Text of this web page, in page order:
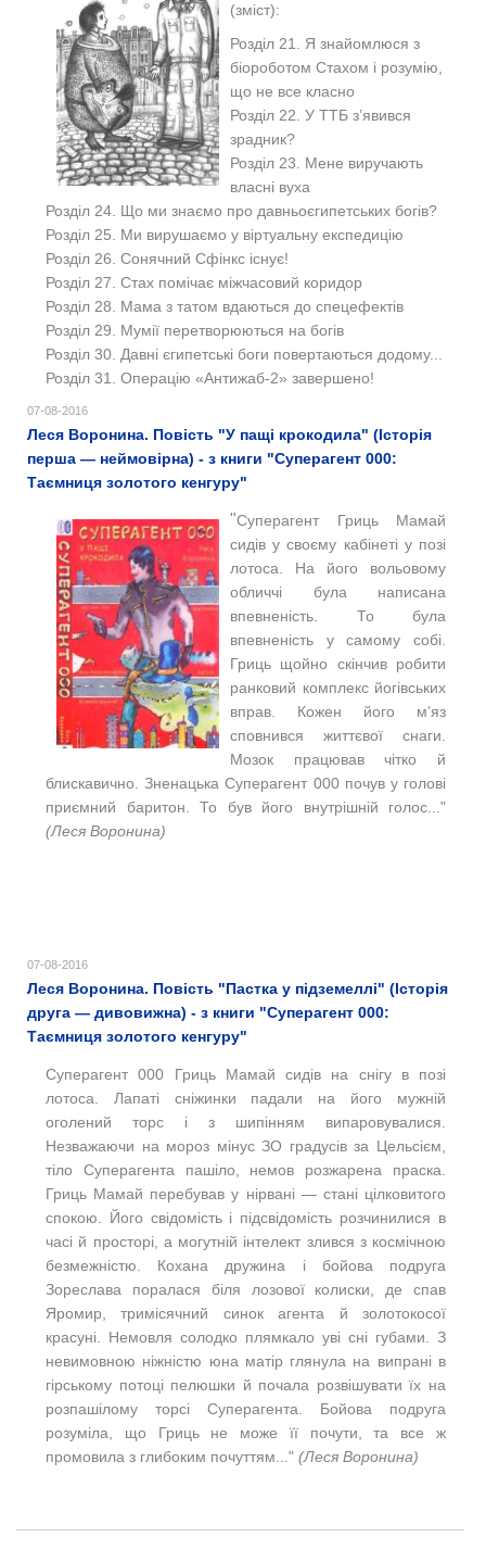
(зміст):
Розділ 21. Я знайомлюся з
біороботом Стахом і розумію,
що не все класно
Розділ 22. У ТТБ з’явився
зрадник?
Розділ 23. Мене виручають
власні вуха
Розділ 24. Що ми знаємо про давньоєгипетських богів?
Розділ 25. Ми вирушаємо у віртуальну експедицію
Розділ 26. Сонячний Сфінкс існує!
Розділ 27. Стах помічає міжчасовий коридор
Розділ 28. Мама з татом вдаються до спецефектів
Розділ 29. Мумії перетворюються на богів
Розділ 30. Давні єгипетські боги повертаються додому...
Розділ 31. Операцію «Антижаб-2» завершено!
07-08-2016
Леся Воронина. Повість "У пащі крокодила" (Історія
перша — неймовірна) - з книги "Суперагент 000:
Таємниця золотого кенгуру"
"Суперагент Гриць Мамай
сидів у своєму кабінеті у позі
лотоса. На його вольовому
обличчі була написана
впевненість. То була
впевненість у самому собі.
Гриць щойно скінчив робити
ранковий комплекс йогівських
вправ. Кожен його м’яз
сповнився життєвої снаги.
Мозок працював чітко й
блискавично. Зненацька Суперагент 000 почув у голові
приємний баритон. То був його внутрішній голос..."
(Леся Воронина)
07-08-2016
Леся Воронина. Повість "Пастка у підземеллі" (Історія
друга — дивовижна) - з книги "Суперагент 000:
Таємниця золотого кенгуру"
Суперагент 000 Гриць Мамай сидів на снігу в позі
лотоса. Лапаті сніжинки падали на його мужній
оголений торс і з шипінням випаровувалися.
Незважаючи на мороз мінус ЗО градусів за Цельсієм,
тіло Суперагента пашіло, немов розжарена праска.
Гриць Мамай перебував у нірвані — стані цілковитого
спокою. Його свідомість і підсвідомість розчинилися в
часі й просторі, а могутній інтелект злився з космічною
безмежністю. Кохана дружина і бойова подруга
Зореслава поралася біля лозової колиски, де спав
Яромир, тримісячний синок агента й золотокосої
красуні. Немовля солодко плямкало уві сні губами. З
невимовною ніжністю юна матір глянула на випрані в
гірському потоці пелюшки й почала розвішувати їх на
розпашілому торсі Суперагента. Бойова подруга
розуміла, що Гриць не може її почути, та все ж
промовила з глибоким почуттям..." (Леся Воронина)